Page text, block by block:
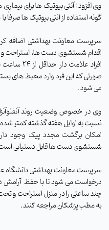
وی افزود: آنتی بیوتیک ها برای بیماری
گونه استفاده از انتی بیوتیک ها
سرپرست معاونت بهداشتی اضافه
اقدام شستشوی دست ها، استراحت و
افراد
صورتی که این فرد وارد محیط های
می شود.
وی در خصوص وضعیت روند
نسبت به اوایل هفته گذشته کمتر شده
امکان برگشت مجدد پیک وجود
شستشوی دست ها قابل دستیابی
سرپرست معاونت بهداشتی دانشگاه
درخواست می شود تا با حفظ آرامش
چند ساعتی را در منزل استراحت و
به مطب پزشکان مراجعه کنند.